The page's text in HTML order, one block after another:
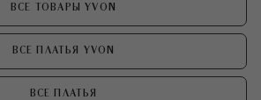
ВСЕ ТОВАРЫ YVON
ВСЕ ПЛАТЬЯ YVON
ВСЕ ПЛАТЬЯ